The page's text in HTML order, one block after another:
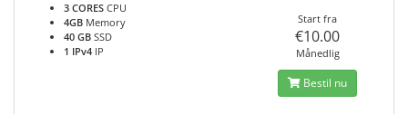
3 CORES CPU
4GB Memory
40 GB SSD
1 IPv4 IP
Start fra
€10.00
Månedlig
Bestil nu